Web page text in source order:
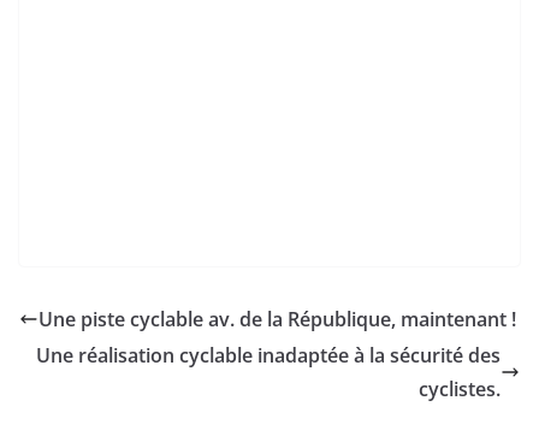
Une piste cyclable av. de la République, maintenant !
Une réalisation cyclable inadaptée à la sécurité des
cyclistes.